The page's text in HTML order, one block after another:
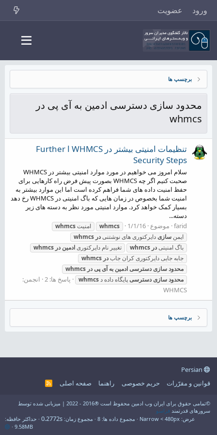
ورود عضویت
برچسپ ها
محدود سازی دسترسی ادمین به آی پی در
whmcs
تنظیمات امنیتی بیشتر در WHMCS ا Further
Security Steps
سلام امروز می خواهیم در مورد موارد امنیتی بیشتر در WHMCS
صحبت کنیم اگر چه WHMCS بصورت پیش فرض راه کارهایی برای
حفظ امنیت داده های شما فراهم کرده است اما این موارد بیشتر به
امنیت شما بخصوص در زمان هایی که باگ امنیتی در WHMCS رخ دهد
بسیار کمک خواهد کرد. موارد امنیتی مورد نظر به دسته های زیر
دسته...
farid موضوع 1/1/16
whmcs امنیتwhmcs
ایمن سازیدایرکتوری های نوشتنیدر whmcs
باگ امنیتیدر whmcs تغییر نام دایرکتوریادمین در whmcs
جابه جایی دایرکتوری کران جابدر whmcs
محدودسازیدسترسیادمین به آیپیدر whmcs
محدودسازیدسترسیپایگاه داده دwhmcs پاسخ ها: 2
انجمن:
WHMCS
برچسپ ها
قوانین و مقرّرات
حریم خصوصی راهنما صفحه اصلی
R
©تمامی حقوق برای ایران وب ادمین محفوظ است ®2016 - 2022 | میزبانی شده توسط
سرورهای قدرتمند فراسو
عرض
مجموع داده ها 8 مجموع زمان 0.2772s
حداکثر حافظه
9.58MB